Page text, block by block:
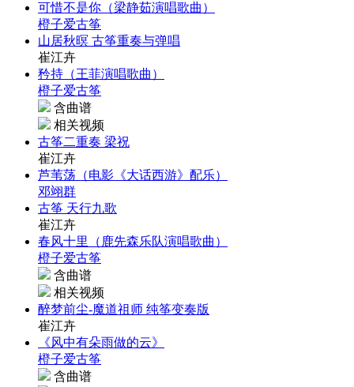
可惜不是你（梁静茹演唱歌曲）
橙子爱古筝
山居秋暝 古筝重奏与弹唱
崔江卉
矜持（王菲演唱歌曲）
橙子爱古筝
含曲谱
相关视频
古筝二重奏 梁祝
崔江卉
芦苇荡（电影《大话西游》配乐）
邓翊群
古筝 天行九歌
崔江卉
春风十里（鹿先森乐队演唱歌曲）
橙子爱古筝
含曲谱
相关视频
醉梦前尘-魔道祖师 纯筝变奏版
崔江卉
《风中有朵雨做的云》
橙子爱古筝
含曲谱